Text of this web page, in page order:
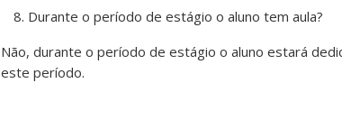
Durante o período de estágio o aluno tem aula?
Não, durante o período de estágio o aluno estará
este período.